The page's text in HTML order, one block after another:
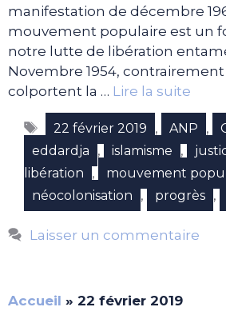
manifestation de décembre
mouvement populaire est un
notre lutte de libération
Novembre 1954,
colportent la … Lire la suite
Étiquettes
22 février 2019 , ANP ,
eddardja , islamisme ,
libération
, mouvement
néocolonisation , progrès ,
Laisser un commentaire
Accueil » 22 février 2019